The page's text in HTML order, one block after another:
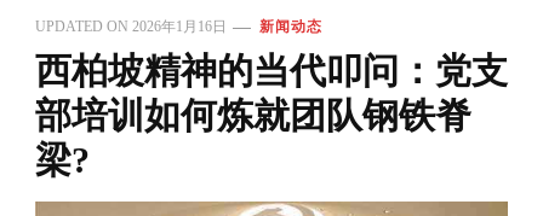
UPDATED ON 2026年1月16日 新闻动态
西柏坡精神的当代叩问：党支
部培训如何炼就团队钢铁脊
梁?